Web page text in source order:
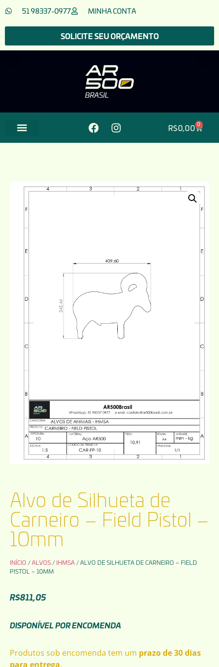
51 98337-0977 MINHA CONTA
SOLICITE SEU ORÇAMENTO
R$0,00 0
Alvo de Silhueta de
Carneiro – Field Pistol –
10mm
INÍCIO /ALVOS / IHMSA / ALVO DE SILHUETA DE CARNEIRO – FIELD
PISTOL – 10MM
R$811,05
DISPONÍVEL POR ENCOMENDA
Produtos sob encomenda tem um prazo de 30 dias
para entrega.